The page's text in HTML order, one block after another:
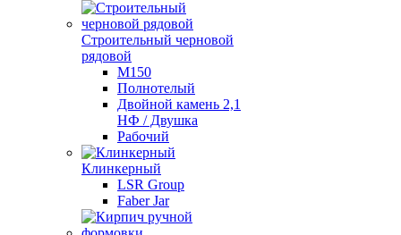
Строительный черновой
рядовой
М150
Полнотелый
Двойной камень 2,1
НФ / Двушка
Рабочий
Клинкерный
LSR Group
Faber Jar